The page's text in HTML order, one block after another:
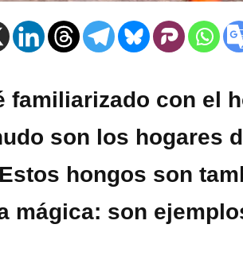
familiarizado con el
son los hogares
hongos son
mágica: son